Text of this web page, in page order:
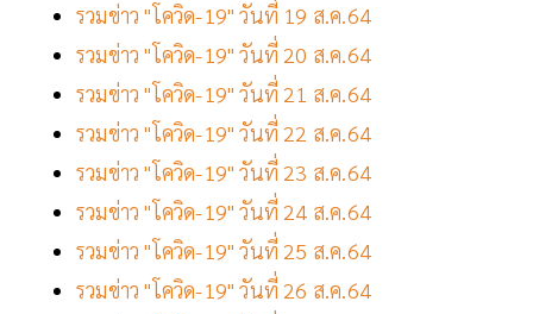
รวมข่าว "โควิด-19" วันที่ 19 ส.ค.64
รวมข่าว "โควิด-19" วันที่ 20 ส.ค.64
รวมข่าว "โควิด-19" วันที่ 21 ส.ค.64
รวมข่าว "โควิด-19" วันที่ 22 ส.ค.64
รวมข่าว "โควิด-19" วันที่ 23 ส.ค.64
รวมข่าว "โควิด-19" วันที่ 24 ส.ค.64
รวมข่าว "โควิด-19" วันที่ 25 ส.ค.64
รวมข่าว "โควิด-19" วันที่ 26 ส.ค.64